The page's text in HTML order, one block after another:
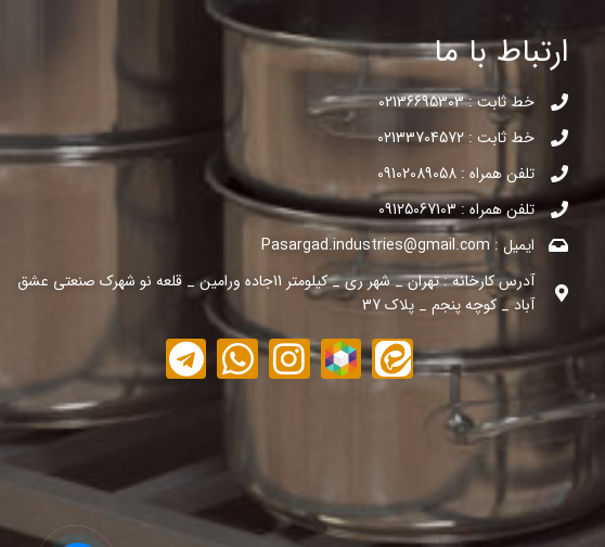
ارتباط با ما
خط ثابت : 02136695303
خط ثابت : 02133704572
تلفن همراه : 09102089058
تلفن همراه : 09125067103
ایمیل : Pasargad.industries@gmail.com
آدرس کارخانه : تهران _ شهر ری _ کیلومتر 11جاده ورامین _ قلعه نو شهرک صنعتی عشق
آباد _ کوچه پنجم _ پلاک 37